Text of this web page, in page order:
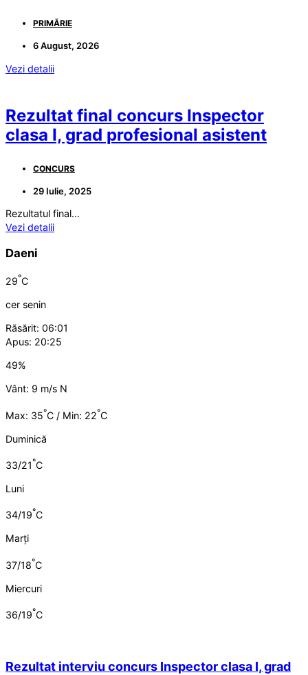
PRIMĂRIE
6 August, 2026
Vezi detalii
Rezultat final concurs Inspector
clasa I, grad profesional asistent
CONCURS
29 Iulie, 2025
Rezultatul final...
Vezi detalii
Daeni
29°C
cer senin
Răsărit: 06:01
Apus: 20:25
49%
Vânt: 9 m/s N
Max: 35°C / Min: 22°C
Duminică
33/21°C
Luni
34/19°C
Marți
37/18°C
Miercuri
36/19°C
Rezultat interviu concurs Inspector clasa I, grad